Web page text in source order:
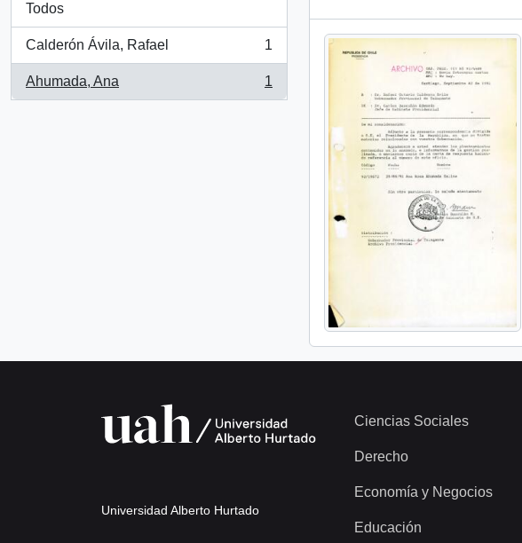
Todos
Calderón Ávila, Rafael
, 1 resultados
1
Ahumada, Ana
, 1 resultados
1
Universidad Alberto Hurtado
Ciencias Sociales
Derecho
Economía y Negocios
Educación